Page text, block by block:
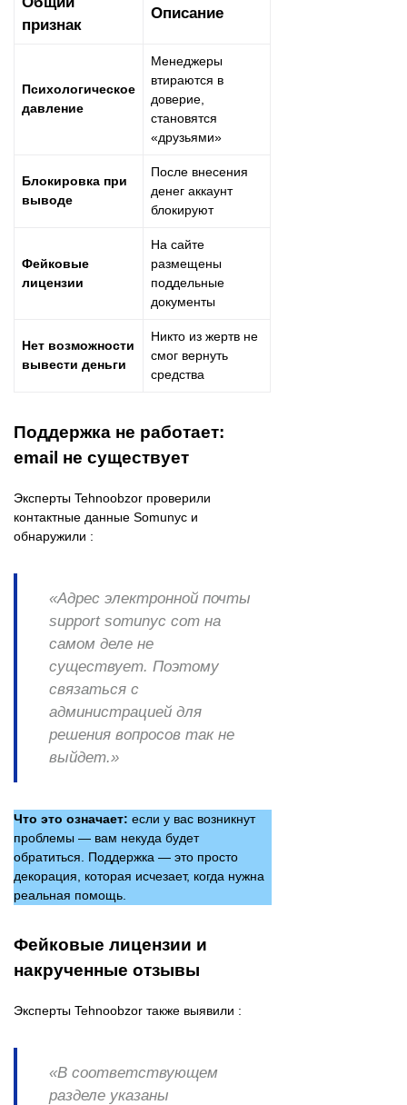
признак
Описание
Психологическое
давление
Менеджеры
втираются в
доверие,
становятся
«друзьями»
Блокировка при
выводе
После внесения
денег аккаунт
блокируют
Фейковые
лицензии
На сайте
размещены
поддельные
документы
Нет возможности
вывести деньги
Никто из жертв не
смог вернуть
средства
Поддержка не работает:
email не существует
Эксперты Tehnoobzor проверили
контактные данные Somunyc и
обнаружили :
«Адрес электронной почты
support somunyc com на
самом деле не
существует. Поэтому
связаться с
администрацией для
решения вопросов так не
выйдет.»
Что это означает: если у вас возникнут
проблемы — вам некуда будет
обратиться. Поддержка — это просто
декорация, которая исчезает, когда нужна
реальная помощь.
Фейковые лицензии и
накрученные отзывы
Эксперты Tehnoobzor также выявили :
«В соответствующем
разделе указаны